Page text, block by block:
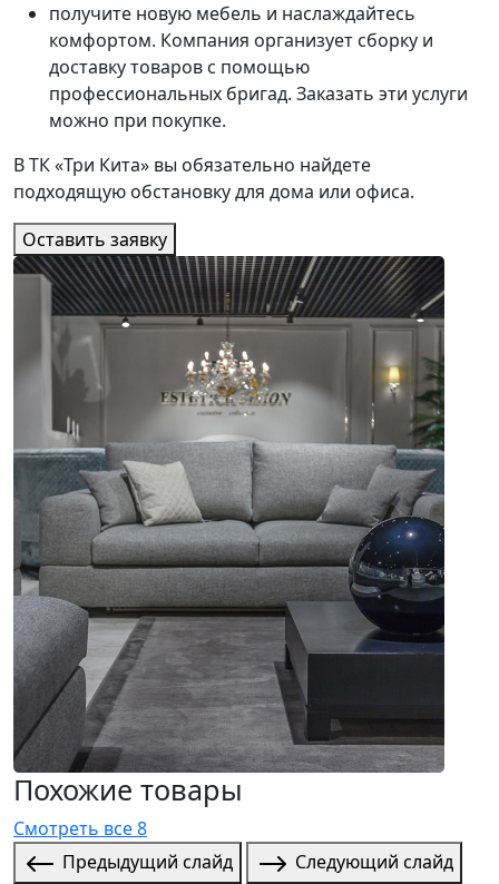
получите новую мебель и наслаждайтесь
комфортом. Компания организует сборку и
доставку товаров с помощью
профессиональных бригад. Заказать эти услуги
можно при покупке.
В ТК «Три Кита» вы обязательно найдете
подходящую обстановку для дома или офиса.
Оставить заявку
Похожие товары
Смотреть все 8
Предыдущий слайд
Следующий слайд